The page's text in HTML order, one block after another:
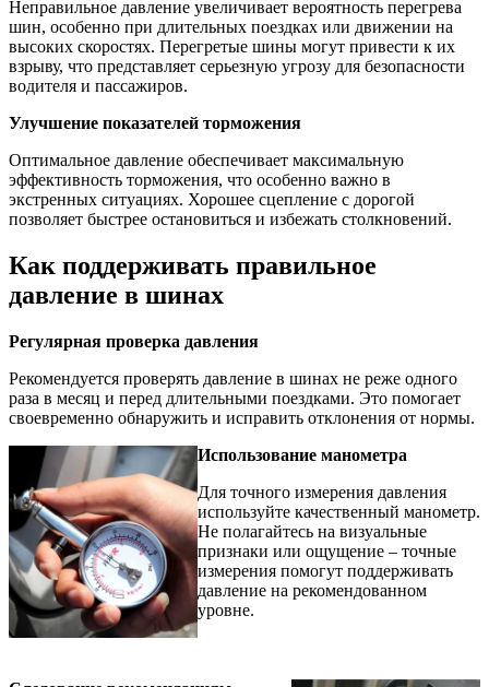
Неправильное давление увеличивает вероятность перегрева
шин, особенно при длительных поездках или движении на
высоких скоростях. Перегретые шины могут привести к их
взрыву, что представляет серьезную угрозу для безопасности
водителя и пассажиров.
Улучшение показателей торможения
Оптимальное давление обеспечивает максимальную
эффективность торможения, что особенно важно в
экстренных ситуациях. Хорошее сцепление с дорогой
позволяет быстрее остановиться и избежать столкновений.
Как поддерживать правильное
давление в шинах
Регулярная проверка давления
Рекомендуется проверять давление в шинах не реже одного
раза в месяц и перед длительными поездками. Это помогает
своевременно обнаружить и исправить отклонения от нормы.
Использование манометра
Для точного измерения давления
используйте качественный манометр.
Не полагайтесь на визуальные
признаки или ощущение – точные
измерения помогут поддерживать
давление на рекомендованном
уровне.